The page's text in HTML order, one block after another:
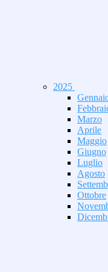
2025
Marzo
Aprile
Maggio
Giugno
Luglio
Agosto
Ottobre